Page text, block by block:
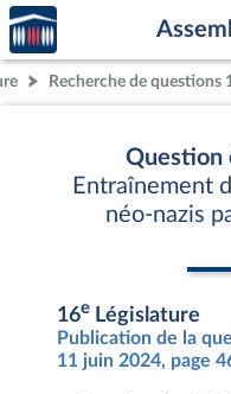
Aller au contenu
Aller en bas de la page
Accèder
à la
page
d'accueilRecherche de questions
Question
Entraînement
néo-nazis
16e Législature
Publication de la
11 juin 2024, page